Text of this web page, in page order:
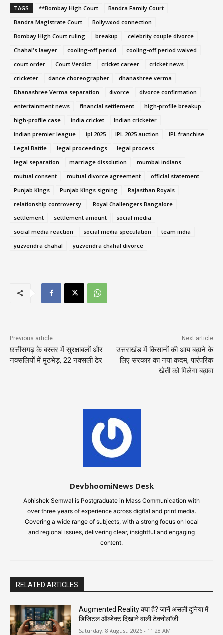
TAGS **Bombay High Court
Bandra Family Court
Bandra Magistrate Court
Bollywood connection
Bombay High Court ruling
breakup
celebrity couple divorce
Chahal's lawyer
cooling-off period
cooling-off period waived
court order
Court Verdict cricket career
cricket news
cricketer
dance choreographer
dhanashree verma
Dhanashree Verma separation
divorce
divorce confirmation
entertainment news
financial settlement
high-profile breakup
high-profile case
india cricket
Indian cricketer
indian premier league
ipl 2025 IPL 2025 auction
IPL franchise
Legal Battle
legal proceedings
legal process
legal separation
marriage dissolution
mumbai indians
mutual consent
mutual divorce agreement
official statement
Punjab Kings
Punjab Kings signing
Rajasthan Royals
relationship controversy.
Royal Challengers Bangalore
settlement
settlement amount
social media
social media reaction
social media speculation
team india
yuzvendra chahal
yuzvendra chahal divorce
Previous article
छत्तीसगढ़ के बस्तर में सुरक्षाबलों और
नक्सलियों में मुठभेड़, 22 नक्सली ढेर
Next article
उत्तराखंड में किसानों की आय बढ़ाने के
लिए सरकार का नया कदम, पारंपरिक
खेती को मिलेगा बढ़ावा
DevbhoomiNews Desk
Abhishek Semwal is Postgraduate in Mass Communication with
over three years of experience across digital and print media.
Covering a wide range of subjects, with a strong focus on local
and regional issues, delivering clear, insightful and engaging
content.
RELATED ARTICLES
Augmented Reality क्या है? जानें असली दुनिया में
डिजिटल ऑब्जेक्ट दिखाने वाली टेक्नोलॉजी
Saturday, 8 August, 2026 - 11:28 AM